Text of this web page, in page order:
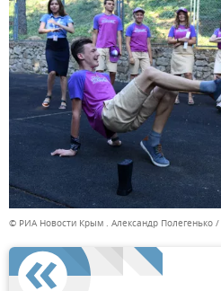
© РИА Новости Крым . Александр Полегенько